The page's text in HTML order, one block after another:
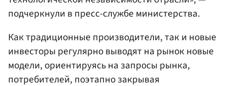
подчеркнули в пресс-службе министерства.
Как традиционные производители, так и новые
инвесторы регулярно выводят на рынок новые
модели, ориентируясь на запросы рынка,
потребителей, поэтапно закрывая